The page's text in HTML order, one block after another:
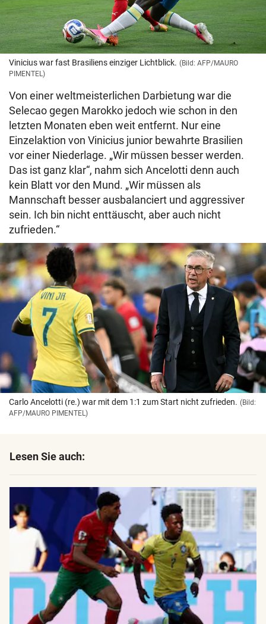
Vinicius war fast Brasiliens einziger Lichtblick. (Bild: AFP/MAURO
PIMENTEL)
Von einer weltmeisterlichen Darbietung war die
Selecao gegen Marokko jedoch wie schon in den
letzten Monaten eben weit entfernt. Nur eine
Einzelaktion von Vinicius junior bewahrte Brasilien
vor einer Niederlage. „Wir müssen besser werden.
Das ist ganz klar“, nahm sich Ancelotti denn auch
kein Blatt vor den Mund. „Wir müssen als
Mannschaft besser ausbalanciert und aggressiver
sein. Ich bin nicht enttäuscht, aber auch nicht
zufrieden.“
Carlo Ancelotti (re.) war mit dem 1:1 zum Start nicht zufrieden. (Bild:
AFP/MAURO PIMENTEL)
Lesen Sie auch: